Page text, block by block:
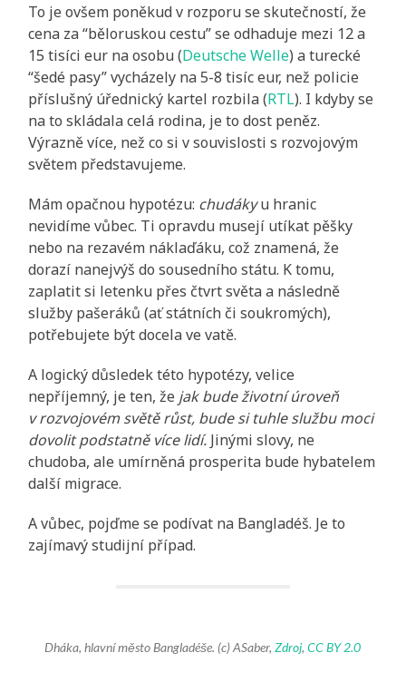
To je ovšem poněkud v rozporu se skutečností, že
cena za “běloruskou cestu” se odhaduje mezi 12 a
15 tisíci eur na osobu (Deutsche Welle) a turecké
“šedé pasy” vycházely na 5-8 tisíc eur, než policie
příslušný úřednický kartel rozbila (RTL). I kdyby se
na to skládala celá rodina, je to dost peněz.
Výrazně více, než co si v souvislosti s rozvojovým
světem představujeme.
Mám opačnou hypotézu: chudákyu hranic
nevidíme vůbec. Ti opravdu musejí utíkat pěšky
nebo na rezavém náklaďáku, což znamená, že
dorazí nanejvýš do sousedního státu. K tomu,
zaplatit si letenku přes čtvrt světa a následně
služby pašeráků (ať státních či soukromých),
potřebujete být docela ve vatě.
A logický důsledek této hypotézy, velice
nepříjemný, je ten, že jak bude životní úroveň
v rozvojovém světě růst, bude si tuhle službu moci
dovolit podstatně více lidí. Jinými slovy, ne
chudoba, ale umírněná prosperita bude hybatelem
další migrace.
A vůbec, pojďme se podívat na Bangladéš. Je to
zajímavý studijní případ.
Dháka, hlavní město Bangladéše. (c) ASaber,Zdroj,CC BY 2.0